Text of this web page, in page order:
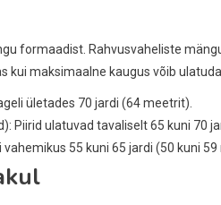
formaadist. Rahvusvaheliste
kui maksimaalne kaugus võib
ületades 70 jardi (64 meetrit).
Piirid ulatuvad tavaliselt 65 kuni 70
55 kuni 65 jardi (50 kuni 59